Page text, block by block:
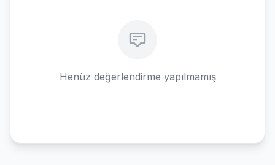
Henüz değerlendirme yapılmamış